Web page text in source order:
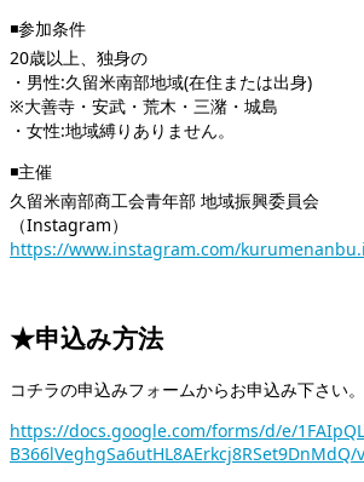
◾️参加条件
20歳以上、独身の
・男性:久留米南部地域(在住または出身)
※大善寺・安武・荒木・三潴・城島
・女性:地域縛りありません。
◾️主催
久留米南部商工会青年部 地域振興委員会
（Instagram）
https://www.instagram.com/
★申込み方法
コチラの申込みフォームからお申込み下さい。
https://docs.google.com/forms/d/e/